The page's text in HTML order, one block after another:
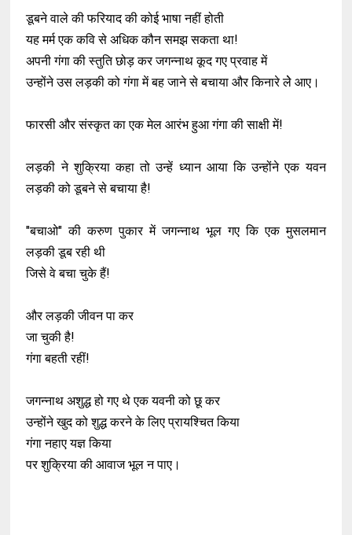
डूबने वाले की फरियाद की कोई भाषा नहीं होती
यह मर्म एक कवि से अधिक कौन समझ सकता था!
अपनी गंगा की स्तुति छोड़ कर जगन्नाथ कूद गए प्रवाह में
उन्होंने उस लड़की को गंगा में बह जाने से बचाया और किनारे लेे आए।
फारसी और संस्कृत का एक मेल आरंभ हुआ गंगा की साक्षी में!
लड़की ने शुक्रिया कहा तो उन्हें ध्यान आया कि उन्होंने एक यवन
लड़की को डूबने से बचाया है!
"बचाओ" की करुण पुकार में जगन्नाथ भूल गए कि एक मुसलमान
लड़की डूब रही थी
जिसे वे बचा चुके हैं!
और लड़की जीवन पा कर
जा चुकी है!
गंगा बहती रहीं!
जगन्नाथ अशुद्ध हो गए थे एक यवनी को छू कर
उन्होंने खुद को शुद्ध करने के लिए प्रायश्चित किया
गंगा नहाए यज्ञ किया
पर शुक्रिया की आवाज भूल न पाए।